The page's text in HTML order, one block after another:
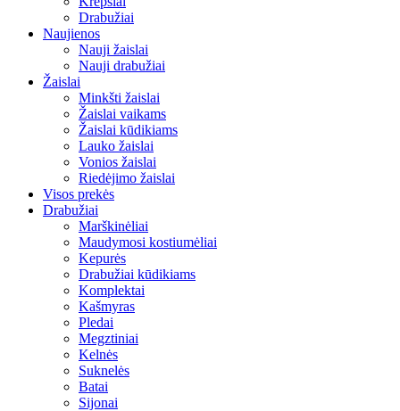
Drabužiai
Naujienos
Nauji žaislai
Nauji drabužiai
Žaislai
Minkšti žaislai
Žaislai vaikams
Žaislai kūdikiams
Lauko žaislai
Vonios žaislai
Riedėjimo žaislai
Visos prekės
Drabužiai
Marškinėliai
Maudymosi kostiumėliai
Kepurės
Drabužiai kūdikiams
Komplektai
Kašmyras
Pledai
Megztiniai
Kelnės
Suknelės
Batai
Sijonai